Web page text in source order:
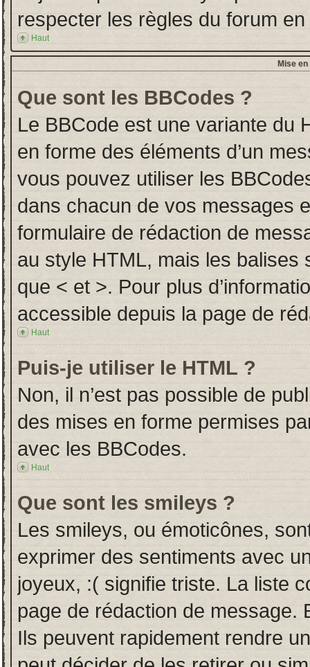
respecter les règles du forum
Haut
Mise
Que sont les BBCodes ?
Le BBCode est une variante du
en forme des éléments d’un
vous pouvez utiliser les
dans chacun de vos messages
formulaire de rédaction de
au style HTML, mais les
que < et >. Pour plus
accessible depuis la page de
Haut
Puis-je utiliser le HTML ?
Non, il n’est pas possible de
des mises en forme permises
avec les BBCodes.
Haut
Que sont les smileys ?
Les smileys, ou émoticônes,
exprimer des sentiments avec
joyeux, :( signifie triste. La liste
page de rédaction de message.
Ils peuvent rapidement rendre